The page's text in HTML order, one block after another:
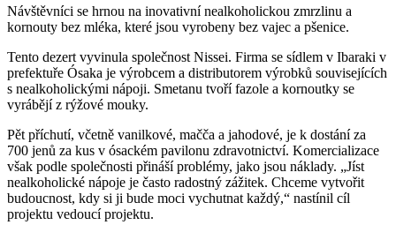
Návštěvníci se hrnou na inovativní nealkoholickou zmrzlinu a
kornouty bez mléka, které jsou vyrobeny bez vajec a pšenice.
Tento dezert vyvinula společnost Nissei. Firma se sídlem v Ibaraki v
prefektuře Ósaka je výrobcem a distributorem výrobků souvisejících
s nealkoholickými nápoji. Smetanu tvoří fazole a kornoutky se
vyrábějí z rýžové mouky.
Pět příchutí, včetně vanilkové, mačča a jahodové, je k dostání za
700 jenů za kus v ósackém pavilonu zdravotnictví. Komercializace
však podle společnosti přináší problémy, jako jsou náklady. „Jíst
nealkoholické nápoje je často radostný zážitek. Chceme vytvořit
budoucnost, kdy si ji bude moci vychutnat každý,“ nastínil cíl
projektu vedoucí projektu.